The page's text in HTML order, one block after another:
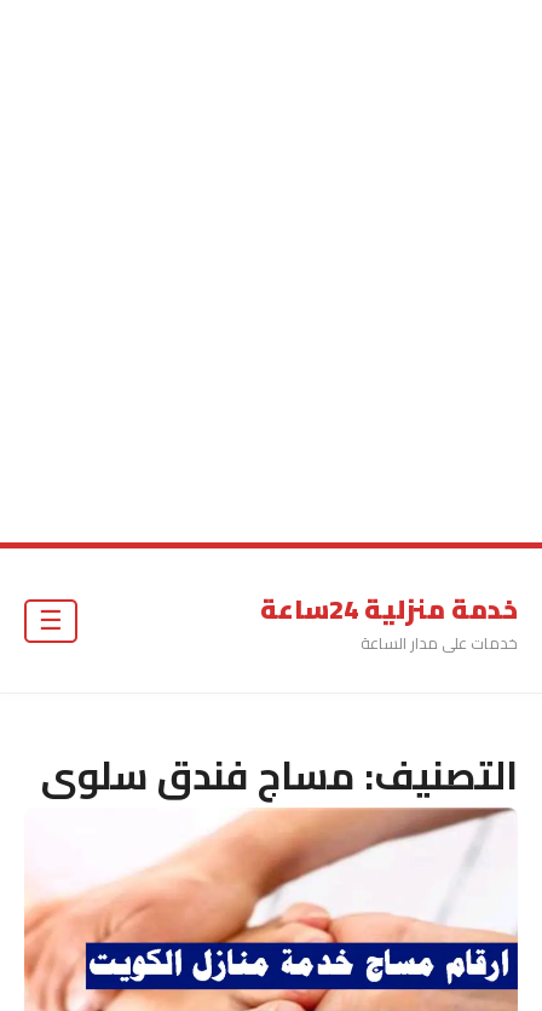
خدمة منزلية 24ساعة
خدمات على مدار الساعة
☰
التصنيف:مساج فندق سلوى